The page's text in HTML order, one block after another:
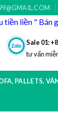
tiền liền "
Sale 01:
tư vấn
PALLETS,